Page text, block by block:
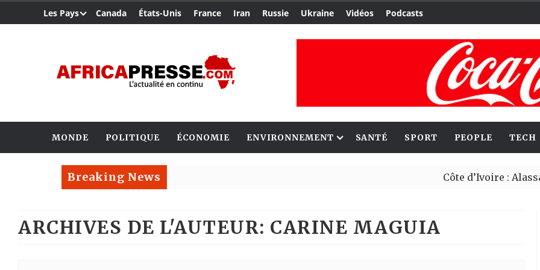
Les Pays Canada États-Unis France Iran Russie Ukraine Vidéos Podcasts
MONDE POLITIQUE ÉCONOMIE ENVIRONNEMENT SANTÉ SPORT PEOPLE TECH
Breaking News Côte d’Ivoire : Alassane
ARCHIVES DE L'AUTEUR: CARINE MAGUIA